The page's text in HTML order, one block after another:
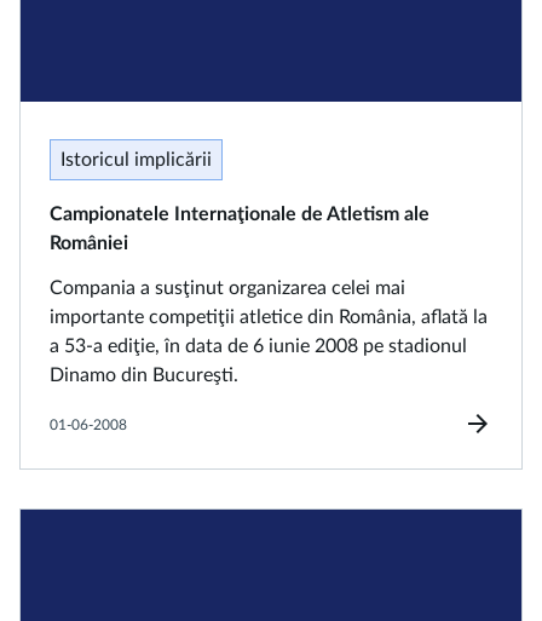
Istoricul implicării
Campionatele Internaţionale de Atletism ale
României
Compania a susţinut organizarea celei mai
importante competiţii atletice din România, aflată la
a 53-a ediţie, în data de 6 iunie 2008 pe stadionul
Dinamo din Bucureşti.
01-06-2008 arrow_forward